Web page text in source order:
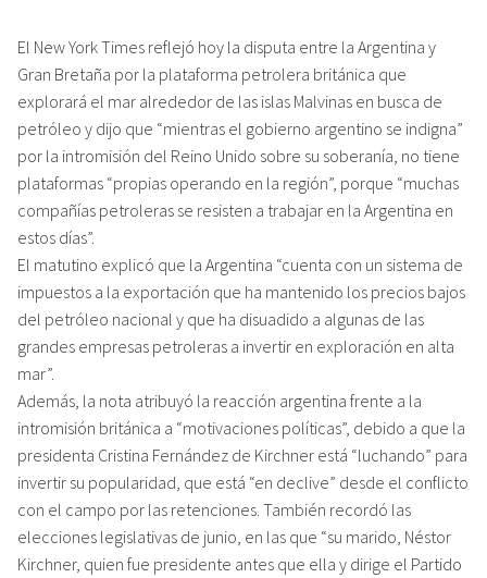
El New York Times reflejó hoy la disputa entre la Argentina y
Gran Bretaña por la plataforma petrolera británica que
explorará el mar alrededor de las islas Malvinas en busca de
petróleo y dijo que “mientras el gobierno argentino se indigna”
por la intromisión del Reino Unido sobre su soberanía, no tiene
plataformas “propias operando en la región”, porque “muchas
compañías petroleras se resisten a trabajar en la Argentina en
estos días”.
El matutino explicó que la Argentina “cuenta con un sistema de
impuestos a la exportación que ha mantenido los precios bajos
del petróleo nacional y que ha disuadido a algunas de las
grandes empresas petroleras a invertir en exploración en alta
mar”.
Además, la nota atribuyó la reacción argentina frente a la
intromisión británica a “motivaciones políticas”, debido a que la
presidenta Cristina Fernández de Kirchner está “luchando” para
invertir su popularidad, que está “en declive” desde el conflicto
con el campo por las retenciones. También recordó las
elecciones legislativas de junio, en las que “su marido, Néstor
Kirchner, quien fue presidente antes que ella y dirige el Partido